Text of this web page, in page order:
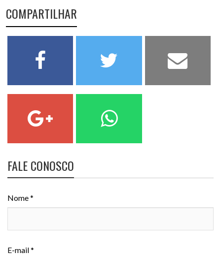
COMPARTILHAR
FALE CONOSCO
Nome *
E-mail *